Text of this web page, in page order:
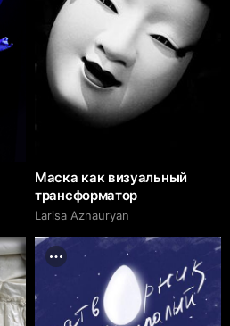
Маска как визуальный
трансформатор
Larisa Aznauryan